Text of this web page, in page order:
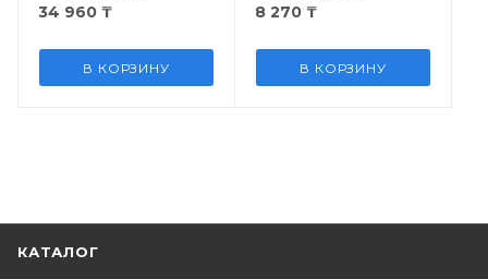
34 960 ₸
В КОРЗИНУ
8 270 ₸
В КОРЗИНУ
КАТАЛОГ